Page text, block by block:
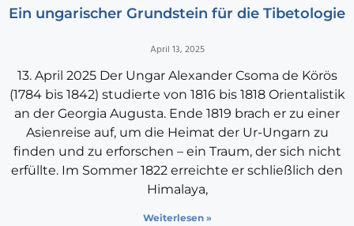
Ein ungarischer Grundstein für die Tibetologie
April 13, 2025
13. April 2025 Der Ungar Alexander Csoma de Körös
(1784 bis 1842) studierte von 1816 bis 1818 Orientalistik
an der Georgia Augusta. Ende 1819 brach er zu einer
Asienreise auf, um die Heimat der Ur-Ungarn zu
finden und zu erforschen – ein Traum, der sich nicht
erfüllte. Im Sommer 1822 erreichte er schließlich den
Himalaya,
Weiterlesen »